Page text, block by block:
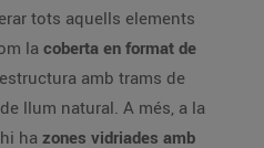
tots aquells elements
la coberta en format de
amb trams de
llum natural. A més, a la
ha zones vidriades amb